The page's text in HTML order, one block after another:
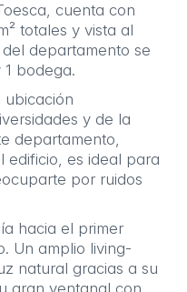
cuenta con
totales y vista al
departamento se
1 bodega.
ubicación
y de la
departamento,
edificio, es ideal para
por ruidos
hacia el primer
Un amplio living-
natural gracias a su
gran ventanal con